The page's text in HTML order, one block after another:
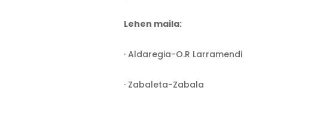
Lehen maila:
· Aldaregia-O.R Larramendi
· Zabaleta-Zabala